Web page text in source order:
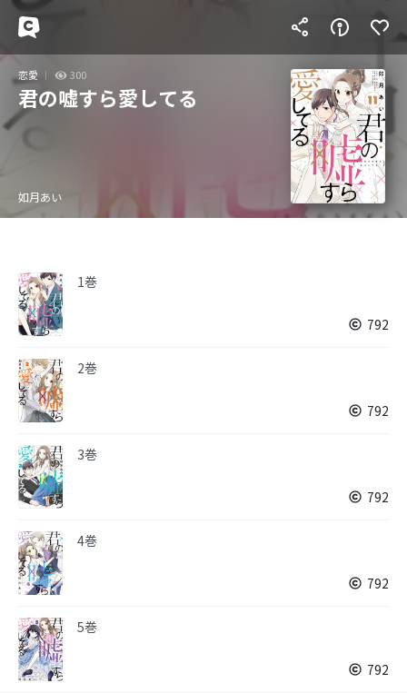
恋愛 300
君の嘘すら愛してる
如月あい
1巻
792
2巻
792
3巻
792
4巻
792
5巻
792